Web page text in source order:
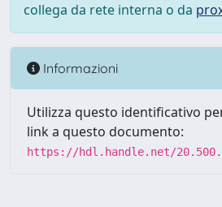
collega da rete interna o da
Informazioni
Utilizza questo identificativo
link a questo documento:
https://hdl.handle.net/